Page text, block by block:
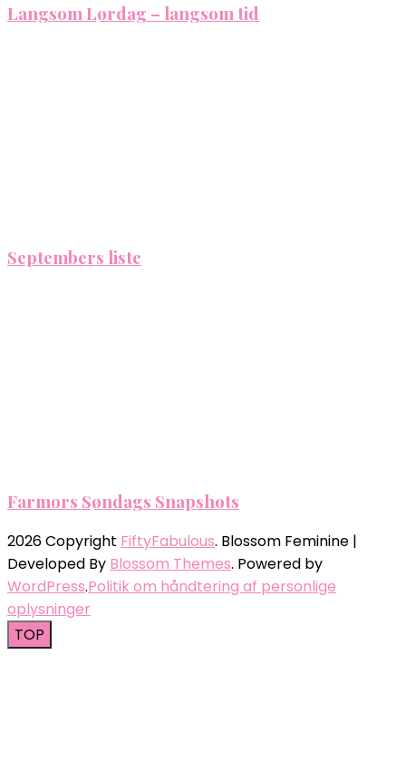
Langsom Lørdag – langsom tid
Septembers liste
Farmors Søndags Snapshots
2026 Copyright FiftyFabulous. Blossom Feminine |
Developed By Blossom Themes. Powered by
WordPress.Politik om håndtering af personlige
oplysninger
TOP